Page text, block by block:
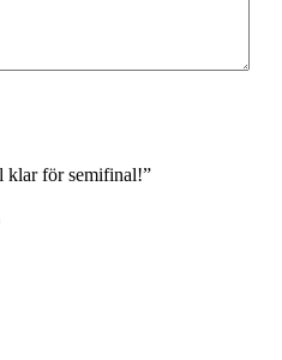
klar för semifinal!”